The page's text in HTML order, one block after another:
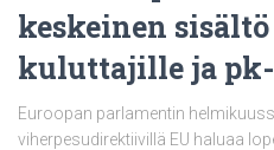
keskeinen
kuluttajille ja
Euroopan parlamentin
viherpesudirektiivillä EU haluaa